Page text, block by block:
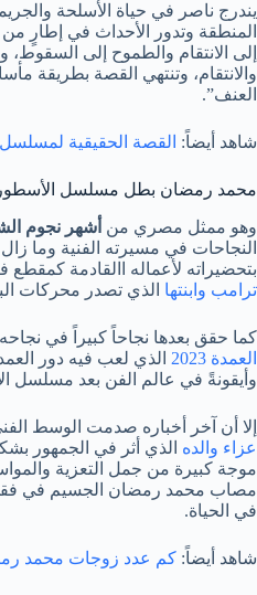
يندرج ناصر في حياة الأسلحة
المنطقة وتدور الأحداث في إطارٍ
إلى الانتقام والطموح إلى السقوط،
والانتقام، وتنتهي القصة بطريقة
العنف”.
شاهد أيضاً: القصة الحقيقية لمسلسل
محمد رمضان بطل مسلسل
وهو ممثل مصري من أشهر نجوم
النجاحات في مسيرته الفنية وما
بتحضيراته لأعماله االقادمة كمقطع
ترامب وابنتها الذي تصدر محركات
كما حقق بعدها نجاحاً كبيراً في
العمدة 2023
الذي لعب فيه دور
وأيقونةً في عالم الفن بعد مسلسل
إلا أن آخر أخباره صدمت الوسط
عزاء والده الذي أثر في الجمهور
موجة كبيرة من جمل التعزية
مصاب محمد رمضان الجسيم في
في الحياة.
شاهد أيضاً: كم عدد زوجات محمد